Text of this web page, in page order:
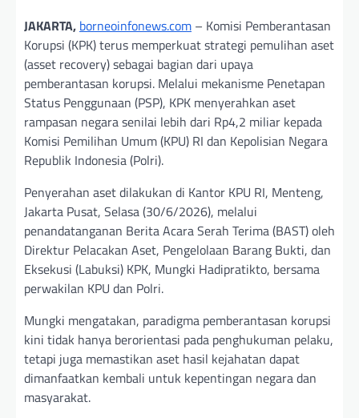
JAKARTA, borneoinfonews.com – Komisi Pemberantasan
Korupsi (KPK) terus memperkuat strategi pemulihan aset
(asset recovery) sebagai bagian dari upaya
pemberantasan korupsi. Melalui mekanisme Penetapan
Status Penggunaan (PSP), KPK menyerahkan aset
rampasan negara senilai lebih dari Rp4,2 miliar kepada
Komisi Pemilihan Umum (KPU) RI dan Kepolisian Negara
Republik Indonesia (Polri).
Penyerahan aset dilakukan di Kantor KPU RI, Menteng,
Jakarta Pusat, Selasa (30/6/2026), melalui
penandatanganan Berita Acara Serah Terima (BAST) oleh
Direktur Pelacakan Aset, Pengelolaan Barang Bukti, dan
Eksekusi (Labuksi) KPK, Mungki Hadipratikto, bersama
perwakilan KPU dan Polri.
Mungki mengatakan, paradigma pemberantasan korupsi
kini tidak hanya berorientasi pada penghukuman pelaku,
tetapi juga memastikan aset hasil kejahatan dapat
dimanfaatkan kembali untuk kepentingan negara dan
masyarakat.